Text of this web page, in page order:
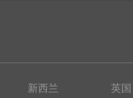
新西兰 英国